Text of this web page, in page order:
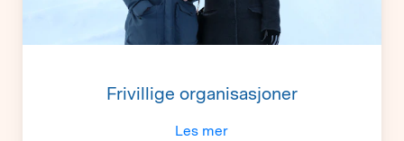
Frivillige organisasjoner
Les mer